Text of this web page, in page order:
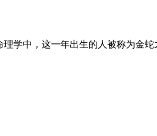
学中，这一年出生的人被称为金蛇